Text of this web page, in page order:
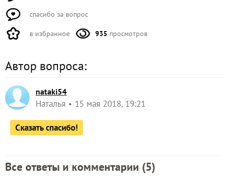
спасибо за вопрос
в избранное 935 просмотров
Автор вопроса:
nataki54
Наталья 15 мая 2018, 19:21
Сказать спасибо!
Все ответы и комментарии (5)